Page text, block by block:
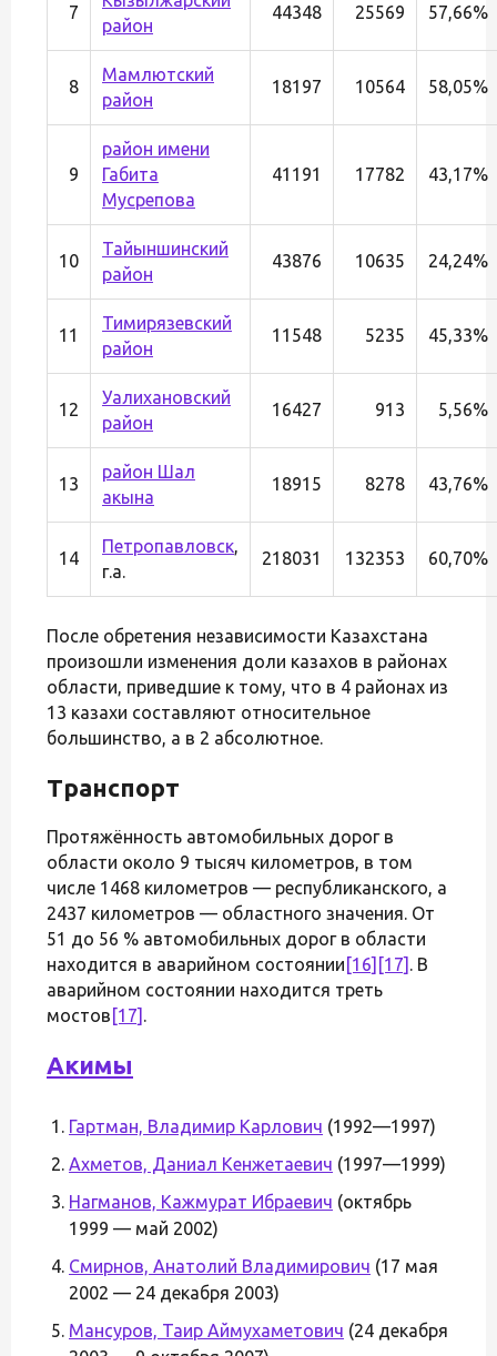
7
район
44348 25569 57,66%
8
Мамлютский
район
18197 10564 58,05%
9
район имени
Габита
Мусрепова
41191 17782 43,17%
10
Тайыншинский
район
43876 10635 24,24%
11
Тимирязевский
район
11548 5235 45,33%
12
Уалихановский
район
16427 913 5,56%
13
район Шал
акына
18915 8278 43,76%
14
Петропавловск,
г.а.
218031 132353 60,70%
После обретения независимости Казахстана
произошли изменения доли казахов в районах
области, приведшие к тому, что в 4 районах из
13 казахи составляют относительное
большинство, а в 2 абсолютное.
Транспорт
Протяжённость автомобильных дорог в
области около 9 тысяч километров, в том
числе 1468 километров — республиканского, а
2437 километров — областного значения. От
51 до 56 % автомобильных дорог в области
находится в аварийном состоянии [16] [17] . В
аварийном состоянии находится треть
мостов [17] .
Акимы
Гартман, Владимир Карлович (1992—1997)
Ахметов, Даниал Кенжетаевич (1997—1999)
Нагманов, Кажмурат Ибраевич (октябрь
1999 — май 2002)
Смирнов, Анатолий Владимирович (17 мая
2002 — 24 декабря 2003)
Мансуров, Таир Аймухаметович (24 декабря